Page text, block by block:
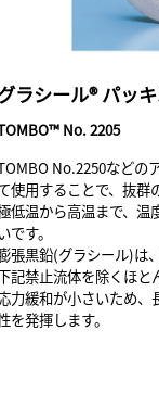
ラシール® パッ
No. 2205
No.2250などの
使用することで、抜群
低温から高温まで、温
です。
張黒鉛(グラシール)は
記禁止流体を除くほと
力緩和が小さいため、
を発揮します。